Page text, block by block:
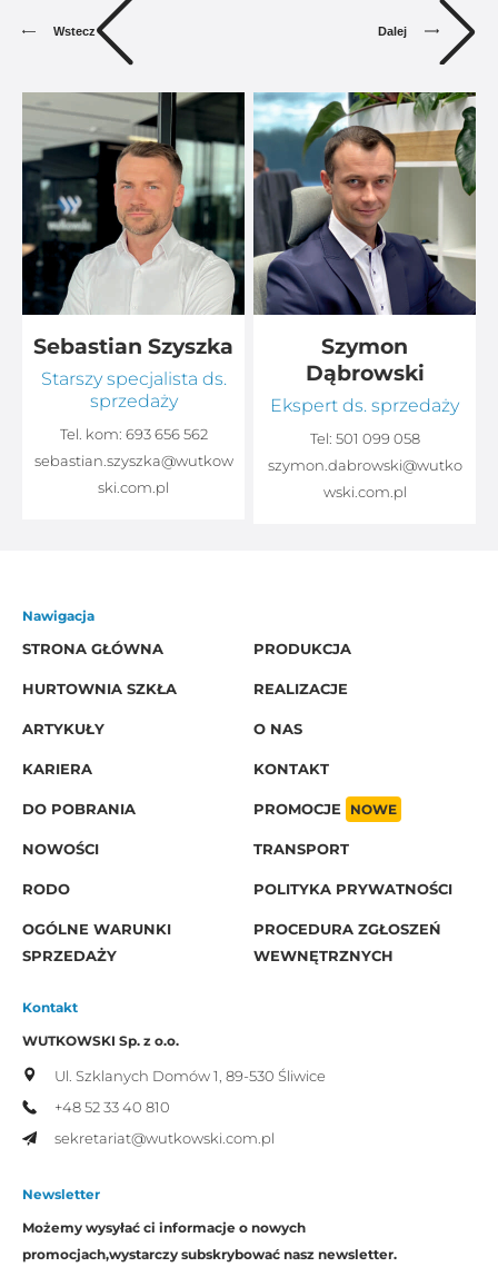
Wstecz Dalej
Sebastian Szyszka
Starszy specjalista ds.
sprzedaży
Tel. kom: 693 656 562
sebastian.szyszka@wutkow
ski.com.pl
Szymon
Dąbrowski
Ekspert ds. sprzedaży
Tel: 501 099 058
szymon.dabrowski@wutko
wski.com.pl
Nawigacja
STRONA GŁÓWNA
PRODUKCJA
HURTOWNIA SZKŁA REALIZACJE
ARTYKUŁY O NAS
KARIERA KONTAKT
DO POBRANIA PROMOCJE NOWE
NOWOŚCI TRANSPORT
RODO POLITYKA PRYWATNOŚCI
OGÓLNE WARUNKI
SPRZEDAŻY
PROCEDURA ZGŁOSZEŃ
WEWNĘTRZNYCH
Kontakt
WUTKOWSKI Sp. z o.o.
Ul. Szklanych Domów 1, 89-530 Śliwice
+48 52 33 40 810
sekretariat@wutkowski.com.pl
Newsletter
Możemy wysyłać ci informacje o nowych
promocjach,wystarczy subskrybować nasz newsletter.